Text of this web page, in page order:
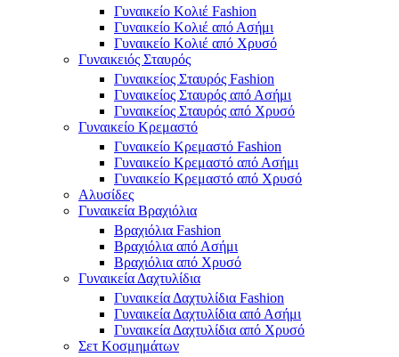
Γυναικείο Κολιέ Fashion
Γυναικείο Κολιέ από Ασήμι
Γυναικείο Κολιέ από Χρυσό
Γυναικειός Σταυρός
Γυναικείος Σταυρός Fashion
Γυναικείος Σταυρός από Ασήμι
Γυναικείος Σταυρός από Χρυσό
Γυναικείο Κρεμαστό
Γυναικείο Κρεμαστό Fashion
Γυναικείο Κρεμαστό από Ασήμι
Γυναικείο Κρεμαστό από Χρυσό
Αλυσίδες
Γυναικεία Βραχιόλια
Βραχιόλια Fashion
Βραχιόλια από Ασήμι
Βραχιόλια από Χρυσό
Γυναικεία Δαχτυλίδια
Γυναικεία Δαχτυλίδια Fashion
Γυναικεία Δαχτυλίδια από Ασήμι
Γυναικεία Δαχτυλίδια από Χρυσό
Σετ Κοσμημάτων